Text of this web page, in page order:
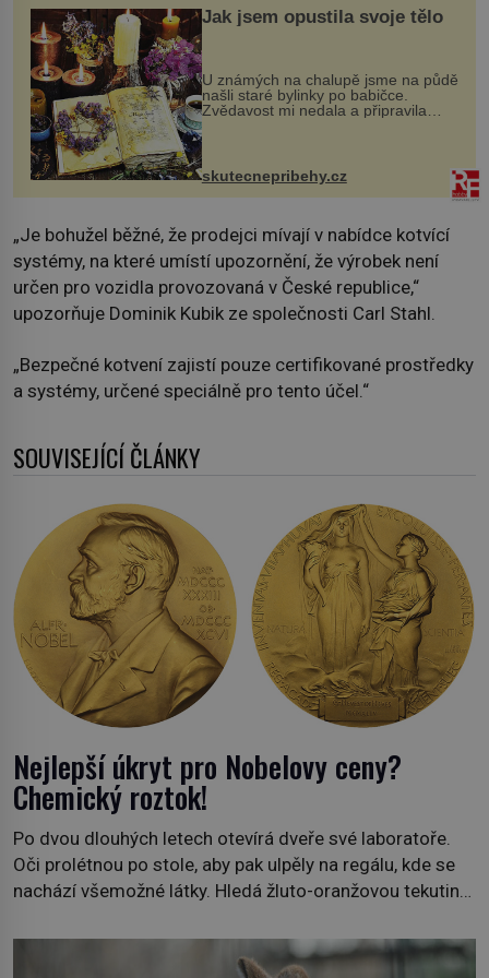
Jak jsem opustila svoje tělo
U známých na chalupě jsme na půdě
našli staré bylinky po babičce.
Zvědavost mi nedala a připravila
jsem si z nich lektvar… Zimní pobyt
na chalupě se pro mě vlastní vinou
změnil v děsivý zážitek, na kt...
skutecnepribehy.cz
„Je bohužel běžné, že prodejci mívají v nabídce kotvící
systémy, na které umístí upozornění, že výrobek není
určen pro vozidla provozovaná v České republice,“
upozorňuje Dominik Kubik ze společnosti Carl Stahl.
„Bezpečné kotvení zajistí pouze certifikované prostředky
a systémy, určené speciálně pro tento účel.“
SOUVISEJÍCÍ ČLÁNKY
Nejlepší úkryt pro Nobelovy ceny?
Chemický roztok!
Po dvou dlouhých letech otevírá dveře své laboratoře.
Oči prolétnou po stole, aby pak ulpěly na regálu, kde se
nachází všemožné látky. Hledá žluto-oranžovou tekutinu,
plán dokončit. Pod termínem aqua regia se skrývá
směs s názvem lučavka královská. Svůj přídomek nemá